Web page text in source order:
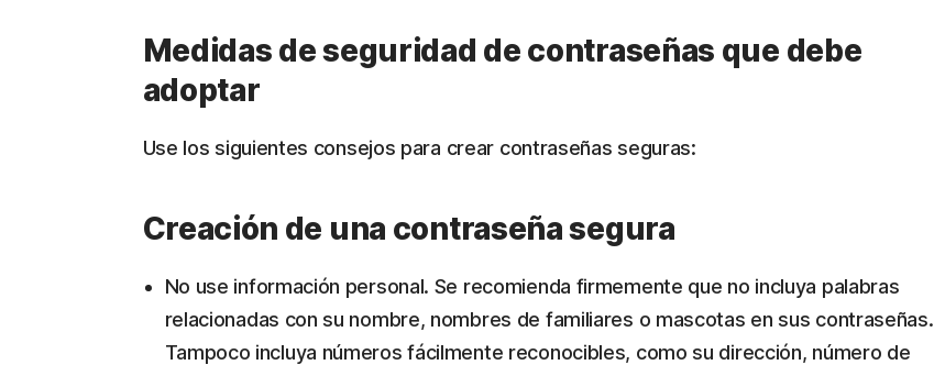
Medidas de seguridad de contraseñas que debe
adoptar
Use los siguientes consejos para crear contraseñas seguras:
Creación de una contraseña segura
No use información personal. Se recomienda firmemente que no incluya palabras
relacionadas con su nombre, nombres de familiares o mascotas en sus contraseñas.
Tampoco incluya números fácilmente reconocibles, como su dirección, número de